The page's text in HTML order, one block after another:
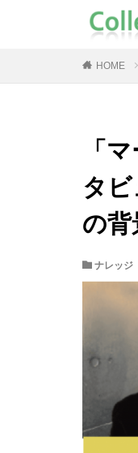
HOME
「
タ
の
ナレッジ